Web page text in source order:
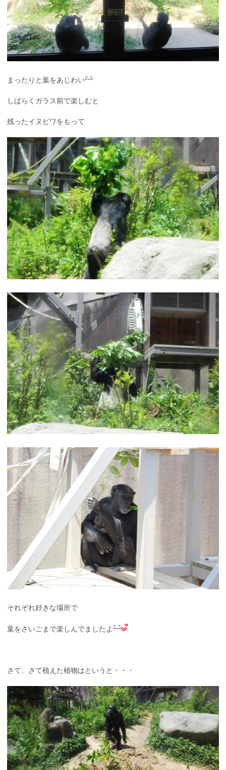
まったりと葉をあじわい
しばらくガラス前で楽しむと
残ったイヌビワをもって
それぞれ好きな場所で
葉をさいごまで楽しんでましたよ
さて、さて植えた植物はというと・・・